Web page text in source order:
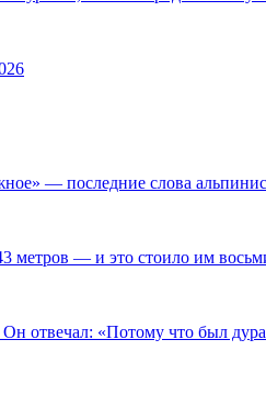
— последние слова
метров — и это стоило им
отвечал: «Потому что был